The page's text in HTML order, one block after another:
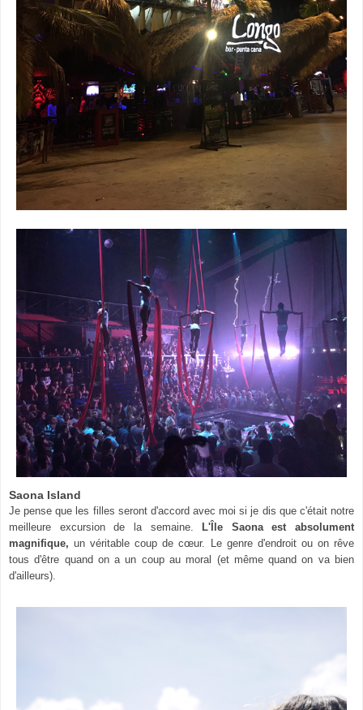
Saona Island
Je pense que les filles seront d'accord avec moi si je dis que c'était notre
meilleure excursion de la semaine.L'Île Saona est absolument
magnifique, un véritable coup de cœur. Le genre d'endroit ou on rêve
tous d'être quand on a un coup au moral (et même quand on va bien
d'ailleurs).